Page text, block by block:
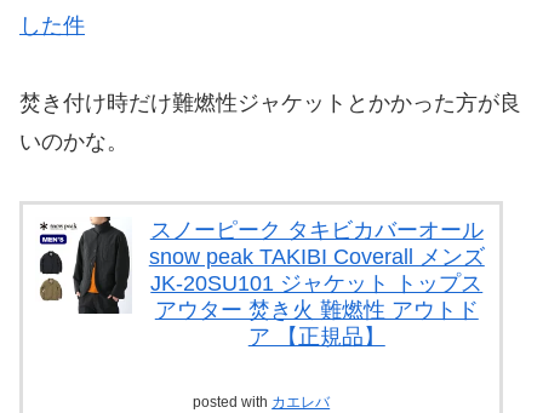
した件
焚き付け時だけ難燃性ジャケットとかかった方が良
いのかな。
スノーピーク タキビカバーオール
snow peak TAKIBI Coverall メンズ
JK-20SU101 ジャケット トップス
アウター 焚き火 難燃性 アウトド
ア 【正規品】
posted with カエレバ